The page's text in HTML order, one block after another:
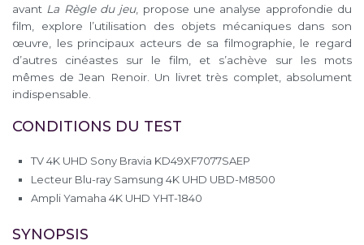
avant La Règle du jeu, propose une analyse approfondie du
film, explore l’utilisation des objets mécaniques dans son
œuvre, les principaux acteurs de sa filmographie, le regard
d’autres cinéastes sur le film, et s’achève sur les mots
mêmes de Jean Renoir. Un livret très complet, absolument
indispensable.
CONDITIONS DU TEST
TV 4K UHD Sony Bravia KD49XF7077SAEP
Lecteur Blu-ray Samsung 4K UHD UBD-M8500
Ampli Yamaha 4K UHD YHT-1840
SYNOPSIS